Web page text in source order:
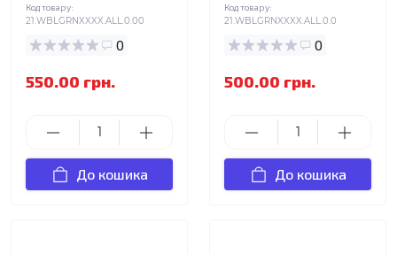
Код товару:
21.WBLGRNXXXX.ALL.0.00
0
550.00 грн.
До кошика
Код товару:
21.WBLGRNXXXX.ALL.0.0
0
500.00 грн.
До кошика